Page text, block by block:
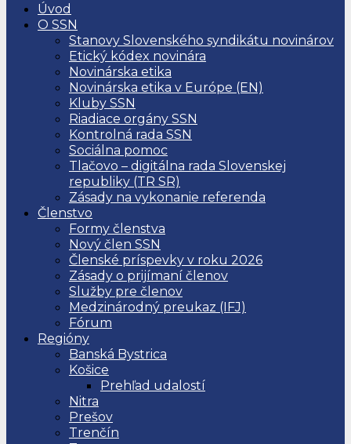
Úvod
O SSN
Stanovy Slovenského syndikátu novinárov
Etický kódex novinára
Novinárska etika
Novinárska etika v Európe (EN)
Kluby SSN
Riadiace orgány SSN
Kontrolná rada SSN
Sociálna pomoc
Tlačovo – digitálna rada Slovenskej
republiky (TR SR)
Zásady na vykonanie referenda
Členstvo
Formy členstva
Nový člen SSN
Členské príspevky v roku 2026
Zásady o prijímaní členov
Služby pre členov
Medzinárodný preukaz (IFJ)
Fórum
Regióny
Banská Bystrica
Košice
Prehľad udalostí
Nitra
Prešov
Trenčín